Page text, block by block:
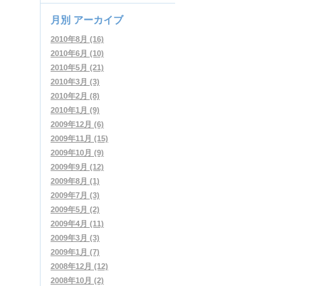
月別 アーカイブ
2010年8月 (16)
2010年6月 (10)
2010年5月 (21)
2010年3月 (3)
2010年2月 (8)
2010年1月 (9)
2009年12月 (6)
2009年11月 (15)
2009年10月 (9)
2009年9月 (12)
2009年8月 (1)
2009年7月 (3)
2009年5月 (2)
2009年4月 (11)
2009年3月 (3)
2009年1月 (7)
2008年12月 (12)
2008年10月 (2)